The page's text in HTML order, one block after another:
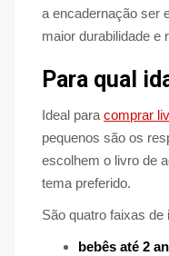
a encadernação ser
maior durabilidade e
Para qual
Ideal para comprar
pequenos são os
escolhem o livro de
tema preferido.
São quatro faixas de
bebês até 2